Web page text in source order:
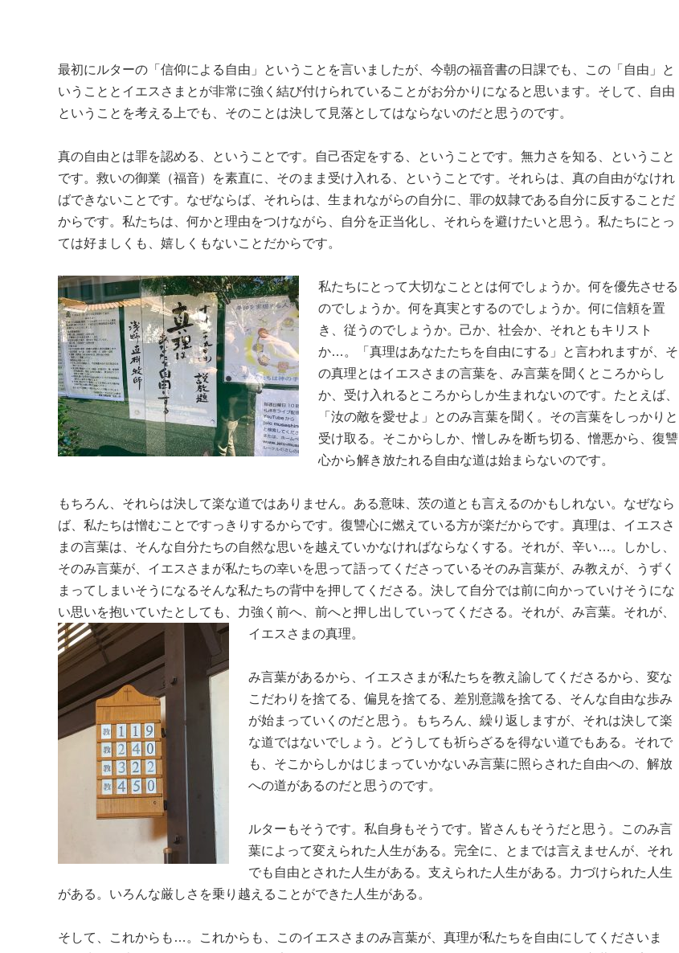
最初にルターの「信仰による自由」ということを言いましたが、今朝の福音書の日課でも、この「自由」と
いうこととイエスさまとが非常に強く結び付けられていることがお分かりになると思います。そして、自由
ということを考える上でも、そのことは決して見落としてはならないのだと思うのです。
真の自由とは罪を認める、ということです。自己否定をする、ということです。無力さを知る、ということ
です。救いの御業（福音）を素直に、そのまま受け入れる、ということです。それらは、真の自由がなけれ
ばできないことです。なぜならば、それらは、生まれながらの自分に、罪の奴隷である自分に反することだ
からです。私たちは、何かと理由をつけながら、自分を正当化し、それらを避けたいと思う。私たちにとっ
ては好ましくも、嬉しくもないことだからです。
私たちにとって大切なこと とは何でしょうか。何を優先させる
のでしょうか。何を真実とするのでしょうか。何に信頼を置
き、従うのでしょうか。己か、社会か、それともキリスト
か…。「真理はあなたたちを自由にする」と言われますが、そ
の真理とはイエスさまの言葉を、み言葉を聞くところからし
か、受け入れるところからしか生まれないのです。たとえば、
「汝の敵を愛せよ」とのみ言葉を聞く。その言葉をしっかりと
受け取る。そこからしか、憎しみを断ち切る、憎悪から、復讐
心から解き放たれる自由な道は始まらないのです。
もちろん、それらは決して楽な道ではありません。ある意味、茨の道とも言えるのかもしれない。なぜなら
ば、私たちは憎むことですっきりするからです。復讐心に燃えている方が楽だからです。真理は、イエスさ
まの言葉は、そんな自分たちの自然な思いを越えていかなければならなくする。それが、辛い…。しかし、
そのみ言葉が、イエスさまが私たちの幸いを思って語ってくださっているそのみ言葉が、み教えが、うずく
まってしまいそうになるそんな私たちの背中を押してくださる。決して自分では前に向かっていけそうにな
い思いを抱いていたとしても、力強く前へ、前へと押し出していってくださる。それが、み言葉。それが、
イエスさまの真理。
み言葉があるから、イエスさまが私たちを教え諭してくださるから、変な
こだわりを捨てる、偏見を捨てる、差別意識を捨てる、そんな自由な歩み
が始まっていくのだと思う。もちろん、繰り返しますが、それは決して楽
な道ではないでしょう。どうしても祈らざるを得ない道でもある。それで
も、そこからしかはじまっていかないみ言葉に照らされた自由への、解放
への道があるのだと思うのです。
ルターもそうです。私自身もそうです。皆さんもそうだと思う。このみ言
葉によって変えられた人生がある。完全に、とまでは言えませんが、それ
でも自由とされた人生がある。支えられた人生がある。力づけられた人生
がある。いろんな厳しさを乗り越えることができた人生がある。
そして、これからも…。これからも、このイエスさまのみ言葉が、真理が私たちを自由にしてくださいま